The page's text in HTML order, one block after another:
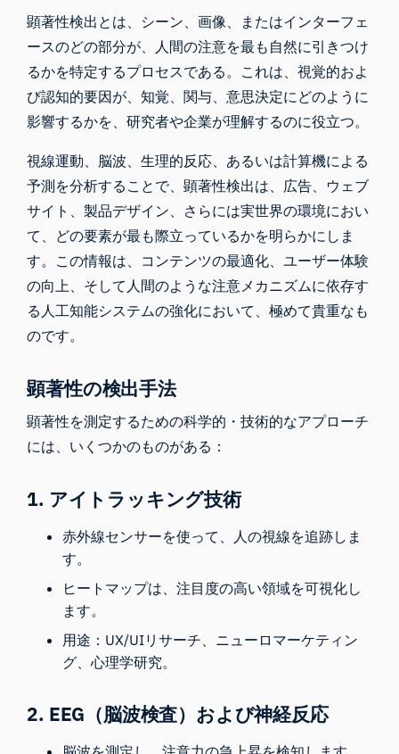
顕著性検出とは、シーン、画像、またはインターフェ
ースのどの部分が、人間の注意を最も自然に引きつけ
るかを特定するプロセスである。これは、視覚的およ
び認知的要因が、知覚、関与、意思決定にどのように
影響するかを、研究者や企業が理解するのに役立つ。
視線運動、脳波、生理的反応、あるいは計算機による
予測を分析することで、顕著性検出は、広告、ウェブ
サイト、製品デザイン、さらには実世界の環境におい
て、どの要素が最も際立っているかを明らかにしま
す。この情報は、コンテンツの最適化、ユーザー体験
の向上、そして人間のような注意メカニズムに依存す
る人工知能システムの強化において、極めて貴重なも
のです。
顕著性の検出手法
顕著性を測定するための科学的・技術的なアプローチ
には、いくつかのものがある：
1. アイトラッキング技術
赤外線センサーを使って、人の視線を追跡しま
す。
ヒートマップは、注目度の高い領域を可視化し
ます。
用途：UX/UIリサーチ、ニューロマーケティン
グ、心理学研究。
2. EEG（脳波検査） および神経反応